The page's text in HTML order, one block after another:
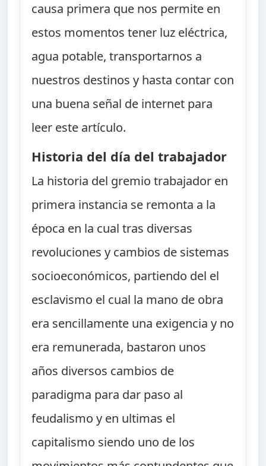
causa primera que nos permite en
estos momentos tener luz eléctrica,
agua potable, transportarnos a
nuestros destinos y hasta contar con
una buena señal de internet para
leer este artículo.
Historia del día del trabajador
La historia del gremio trabajador en
primera instancia se remonta a la
época en la cual tras diversas
revoluciones y cambios de sistemas
socioeconómicos, partiendo del el
esclavismo el cual la mano de obra
era sencillamente una exigencia y no
era remunerada, bastaron unos
años diversos cambios de
paradigma para dar paso al
feudalismo y en ultimas el
capitalismo siendo uno de los